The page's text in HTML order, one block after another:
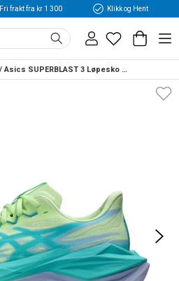
Fri frakt fra kr 1 300 Klikk og Hent
Asics SUPERBLAST 3 Løpesko Grønn/Turkis